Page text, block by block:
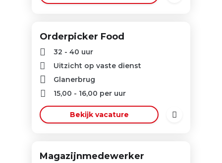
Orderpicker Food
32 - 40 uur
Uitzicht op vaste dienst
Glanerbrug
15,00 - 16,00 per uur
Bekijk vacature
Magazijnmedewerker